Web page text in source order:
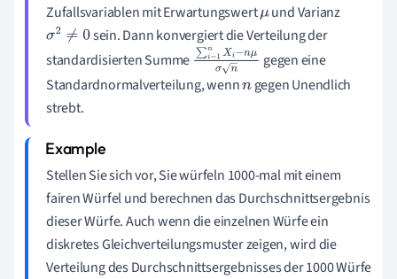
Zufallsvariablen mit Erwartungswertμund Varianz
σ2≠0
sein. Dann konvergiert die Verteilung der
standardisierten Summe ∑i=1nXi−nμ
σn
gegen eine
Standardnormalverteilung, wennngegen Unendlich
strebt.
Stellen Sie sich vor, Sie würfeln 1000-mal mit einem
fairen Würfel und berechnen das Durchschnittsergebnis
dieser Würfe. Auch wenn die einzelnen Würfe ein
diskretes Gleichverteilungsmuster zeigen, wird die
Verteilung des Durchschnittsergebnisses der 1000 Würfe